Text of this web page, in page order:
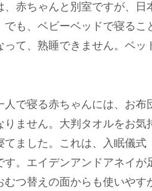
、赤ちゃんと別室ですが、
も、ベビーベッドで寝る
て、熟睡できません。ベッ
人で寝る赤ちゃんには、お
ません。大判タオルをお
ました。これは、入眠儀式
す。エイデンアンドアネイ
つ替えの面からも使いやす